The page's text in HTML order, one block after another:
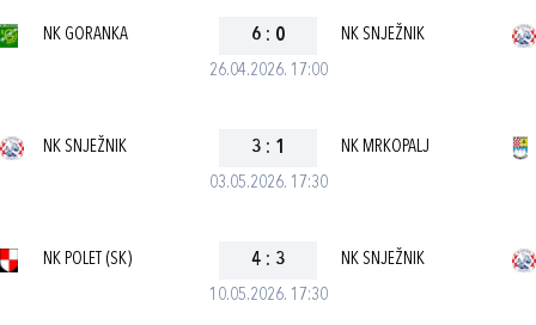
26.04.2026. 17:00
NK GORANKA 6 : 0 NK SNJEŽNIK
03.05.2026. 17:30
NK SNJEŽNIK 3 : 1 NK MRKOPALJ
10.05.2026. 17:30
NK POLET (SK) 4 : 3 NK SNJEŽNIK